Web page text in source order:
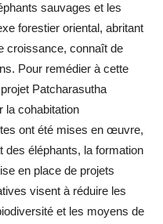
sauvages et les
forestier oriental, abritant
croissance, connaît de
Pour remédier à cette
Patcharasutha
la cohabitation
ont été mises en œuvre,
des éléphants, la formation
en place de projets
visent à réduire les
et les moyens de